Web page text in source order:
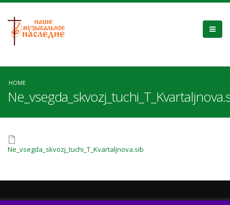
HOME
Ne_vsegda_skvozj_tuchi_T_Kvartaljnova.sib